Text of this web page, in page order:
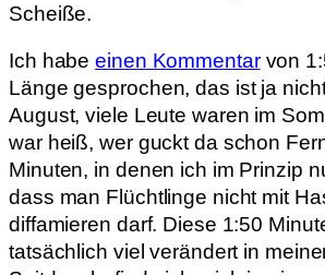
Scheiße.
Ich habeeinen Kommentarvon
Länge gesprochen, das ist ja
August, viele Leute waren im
war heiß, wer guckt da schon
Minuten, in denen ich im Prinzip
dass man Flüchtlinge nicht mit
diffamieren darf. Diese 1:50
tatsächlich viel verändert in